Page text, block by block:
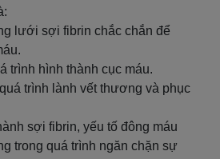
lưới sợi fibrin chắc chắn để
trình hình thành cục máu.
trình lành vết thương và phục
sợi fibrin, yếu tố đông máu
trong quá trình ngăn chặn sự